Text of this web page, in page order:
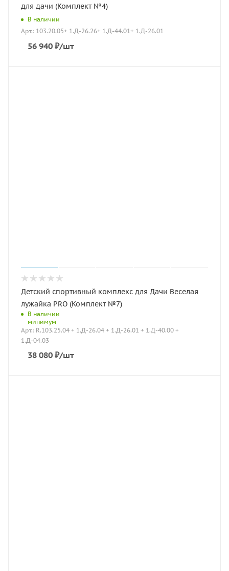
для дачи (Комплект №4)
В наличии
Арт.: 103.20.05+ 1.Д-26.26+ 1.Д-44.01+ 1.Д-26.01
56 940 ₽/шт
Детский спортивный комплекс для Дачи Веселая
лужайка PRO (Комплект №7)
В наличии
минимум
Арт.: R.103.25.04 + 1.Д-26.04 + 1.Д-26.01 + 1.Д-40.00 +
1.Д-04.03
38 080 ₽/шт